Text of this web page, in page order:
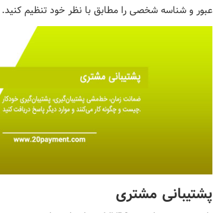
عبور و شناسه شخصی را مطابق با نظر خود تنظیم کنید.
پشتیبانی مشتری